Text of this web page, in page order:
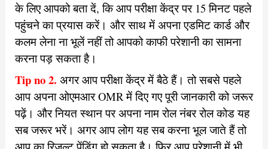
के लिए आपको बता दें, कि आप परीक्षा केंद्र पर 15 मिनट पहले
पहुंचने का प्रयास करें। और साथ में अपना एडमिट कार्ड और
कलम लेना ना भूलें नहीं तो आपको काफी परेशानी का सामना
करना पड़ सकता है।
Tip no 2. अगर आप परीक्षा केंद्र में बैठे हैं। तो सबसे पहले
आप अपना ओएमआर OMR में दिए गए पूरी जानकारी को जरूर
पढ़ें। और नियत स्थान पर अपना नाम रोल नंबर रोल कोड यह
सब जरूर भरें। अगर आप लोग यह सब करना भूल जाते हैं तो